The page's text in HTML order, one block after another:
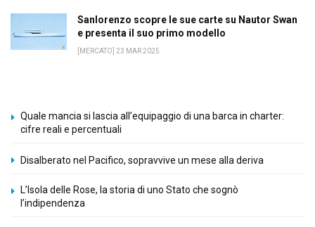
Sanlorenzo scopre le sue carte su Nautor Swan
e presenta il suo primo modello
[MERCATO] 23 MAR 2025
Quale mancia si lascia all’equipaggio di una barca in charter:
cifre reali e percentuali
Disalberato nel Pacifico, sopravvive un mese alla deriva
L’Isola delle Rose, la storia di uno Stato che sognò
l’indipendenza